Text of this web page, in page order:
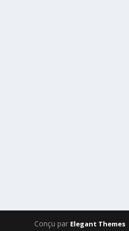
Conçu par Elegant Themes